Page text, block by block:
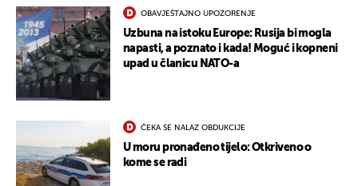
OBAVJEŠTAJNO UPOZORENJE
Uzbuna na istoku Europe: Rusija bi mogla
napasti, a poznato i kada! Moguć i kopneni
upad u članicu NATO-a
ČEKA SE NALAZ OBDUKCIJE
U moru pronađeno tijelo: Otkriveno o
kome se radi